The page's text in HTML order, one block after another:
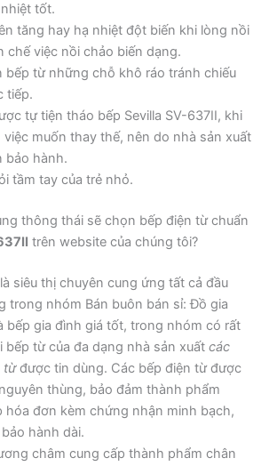
tốt.
tăng hay hạ nhiệt đột biến khi lòng nồi
chế việc nồi chảo biến dạng.
bếp từ những chỗ khô ráo tránh chiếu
tiếp.
tự tiện tháo bếp Sevilla SV-637II, khi
việc muốn thay thế, nên do nhà sản xuất
bảo hành.
tầm tay của trẻ nhỏ.
thông thái sẽ chọn bếp điện từ chuẩn
trên website của chúng tôi?
siêu thị chuyên cung ứng tất cả đầu
trong nhóm Bán buôn bán sỉ: Đồ gia
bếp gia đình giá tốt, trong nhóm có rất
bếp từ của đa dạng nhà sản xuất các
từđược tin dùng. Các bếp điện từ được
thùng, bảo đảm thành phẩm
hóa đơn kèm chứng nhận minh bạch,
hành dài.
châm cung cấp thành phẩm chân